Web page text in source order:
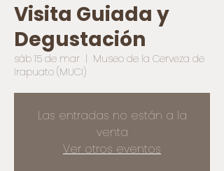
Visita Guiada y
Degustación
sáb 15 de mar
  |
Museo de la Cerveza de
Irapuato (MUCI)
Las entradas no están a la
venta
Ver otros eventos